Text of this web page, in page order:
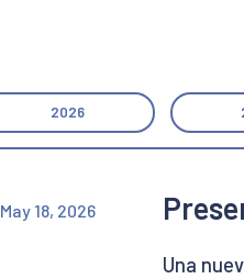
2026
May 18, 2026
Una